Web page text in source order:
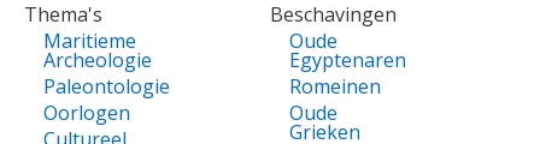
Thema's
Maritieme
Archeologie
Paleontologie
Oorlogen
Beschavingen
Oude
Egyptenaren
Romeinen
Oude
Grieken